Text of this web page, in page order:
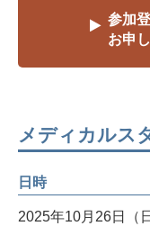
参加
お申
メディカルス
日時
2025年10月26日（